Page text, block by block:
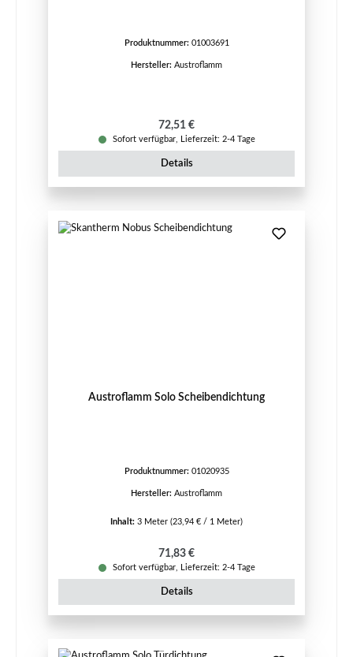
Produktnummer: 01003691
Hersteller: Austroflamm
Regulärer Preis:
72,51 €
Sofort verfügbar, Lieferzeit: 2-4 Tage
Details
Austroflamm Solo Scheibendichtung
Produktnummer: 01020935
Hersteller: Austroflamm
Inhalt: 3 Meter (23,94 € / 1 Meter)
Regulärer Preis:
71,83 €
Sofort verfügbar, Lieferzeit: 2-4 Tage
Details